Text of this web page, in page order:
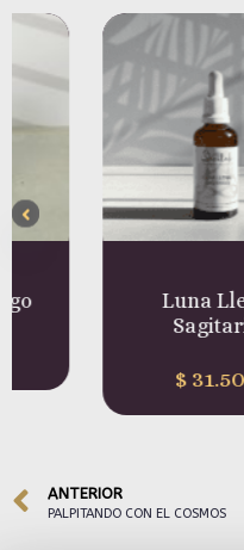
Luna Llena
Sagitario
31.500
ANTERIOR
PALPITANDO CON EL COSMOS